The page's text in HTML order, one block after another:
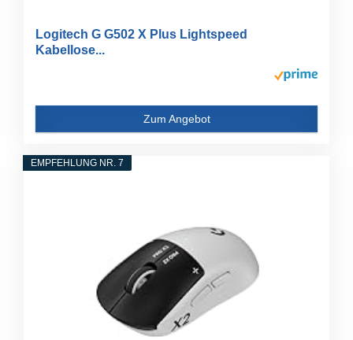
Logitech G G502 X Plus Lightspeed
Kabellose...
Zum Angebot
EMPFEHLUNG NR. 7